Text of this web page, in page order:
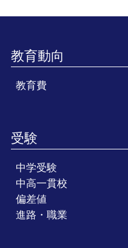
教育動向
教育費
受験
中学受験
中高一貫校
偏差値
進路・職業